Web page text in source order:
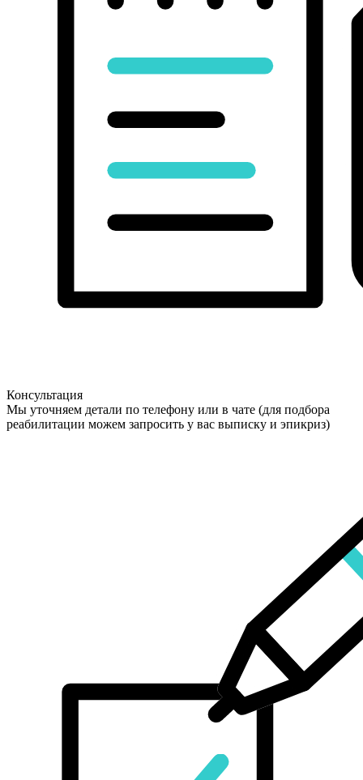
Консультация
Мы уточняем детали по телефону или в чате (для подбора
реабилитации можем запросить у вас выписку и эпикриз)